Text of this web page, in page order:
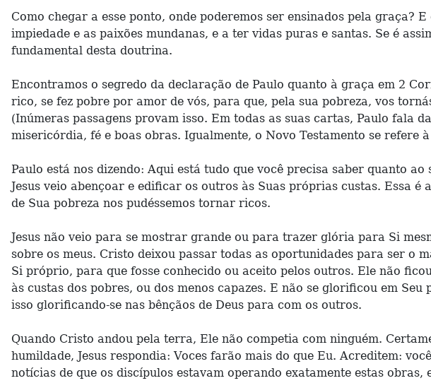
Como chegar a esse ponto, onde poderemos ser ensinados pela graça?
impiedade e as paixões mundanas, e a ter vidas puras e santas. Se é
fundamental desta doutrina.
Encontramos o segredo da declaração de Paulo quanto à graça em 2
rico, se fez pobre por amor de vós, para que, pela sua pobreza, vos
(Inúmeras passagens provam isso. Em todas as suas cartas, Paulo fala
misericórdia, fé e boas obras. Igualmente, o Novo Testamento se refere
Paulo está nos dizendo: Aqui está tudo que você precisa saber quanto
Jesus veio abençoar e edificar os outros às Suas próprias custas. Essa
de Sua pobreza nos pudéssemos tornar ricos.
Jesus não veio para se mostrar grande ou para trazer glória para Si
sobre os meus. Cristo deixou passar todas as oportunidades para ser o
Si próprio, para que fosse conhecido ou aceito pelos outros. Ele não
às custas dos pobres, ou dos menos capazes. E não se glorificou em
isso glorificando-se nas bênçãos de Deus para com os outros.
Quando Cristo andou pela terra, Ele não competia com ninguém.
humildade, Jesus respondia: Voces farão mais do que Eu. Acreditem:
notícias de que os discípulos estavam operando exatamente estas